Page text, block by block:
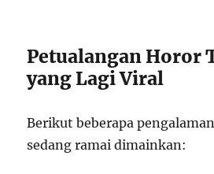
Petualangan Horor
yang Lagi Viral
Berikut beberapa
sedang ramai dimainkan: